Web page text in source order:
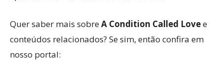
Quer saber mais sobreA Condition Called Lovee
conteúdos relacionados? Se sim, então confira em
nosso portal: